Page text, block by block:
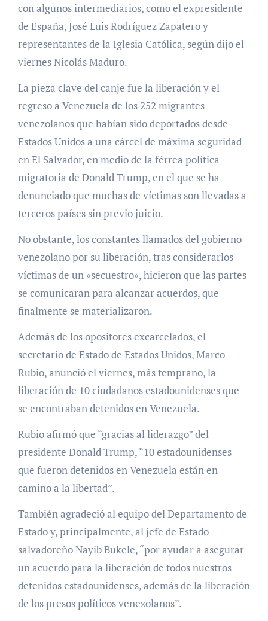
con algunos intermediarios, como el expresidente
de España, José Luis Rodríguez Zapatero y
representantes de la Iglesia Católica, según dijo el
viernes Nicolás Maduro.
La pieza clave del canje fue la liberación y el
regreso a Venezuela de los 252 migrantes
venezolanos que habían sido deportados desde
Estados Unidos a una cárcel de máxima seguridad
en El Salvador, en medio de la férrea política
migratoria de Donald Trump, en el que se ha
denunciado que muchas de víctimas son llevadas a
terceros países sin previo juicio.
No obstante, los constantes llamados del gobierno
venezolano por su liberación, tras considerarlos
víctimas de un «secuestro», hicieron que las partes
se comunicaran para alcanzar acuerdos, que
finalmente se materializaron.
Además de los opositores excarcelados, el
secretario de Estado de Estados Unidos, Marco
Rubio, anunció el viernes, más temprano, la
liberación de 10 ciudadanos estadounidenses que
se encontraban detenidos en Venezuela.
Rubio afirmó que “gracias al liderazgo” del
presidente Donald Trump, “10 estadounidenses
que fueron detenidos en Venezuela están en
camino a la libertad”.
También agradeció al equipo del Departamento de
Estado y, principalmente, al jefe de Estado
salvadoreño Nayib Bukele, “por ayudar a asegurar
un acuerdo para la liberación de todos nuestros
detenidos estadounidenses, además de la liberación
de los presos políticos venezolanos”.